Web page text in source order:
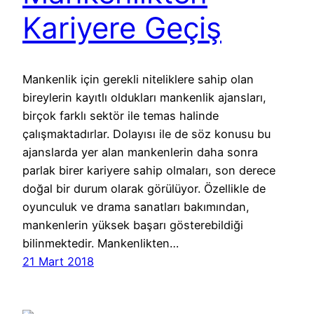
Kariyere Geçiş
Mankenlik için gerekli niteliklere sahip olan
bireylerin kayıtlı oldukları mankenlik ajansları,
birçok farklı sektör ile temas halinde
çalışmaktadırlar. Dolayısı ile de söz konusu bu
ajanslarda yer alan mankenlerin daha sonra
parlak birer kariyere sahip olmaları, son derece
doğal bir durum olarak görülüyor. Özellikle de
oyunculuk ve drama sanatları bakımından,
mankenlerin yüksek başarı gösterebildiği
bilinmektedir. Mankenlikten…
21 Mart 2018